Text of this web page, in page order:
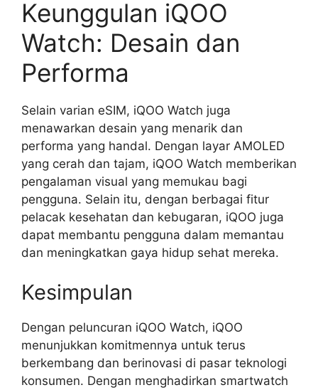
Keunggulan iQOO
Watch: Desain dan
Performa
Selain varian eSIM, iQOO Watch juga
menawarkan desain yang menarik dan
performa yang handal. Dengan layar AMOLED
yang cerah dan tajam, iQOO Watch memberikan
pengalaman visual yang memukau bagi
pengguna. Selain itu, dengan berbagai fitur
pelacak kesehatan dan kebugaran, iQOO juga
dapat membantu pengguna dalam memantau
dan meningkatkan gaya hidup sehat mereka.
Kesimpulan
Dengan peluncuran iQOO Watch, iQOO
menunjukkan komitmennya untuk terus
berkembang dan berinovasi di pasar teknologi
konsumen. Dengan menghadirkan smartwatch